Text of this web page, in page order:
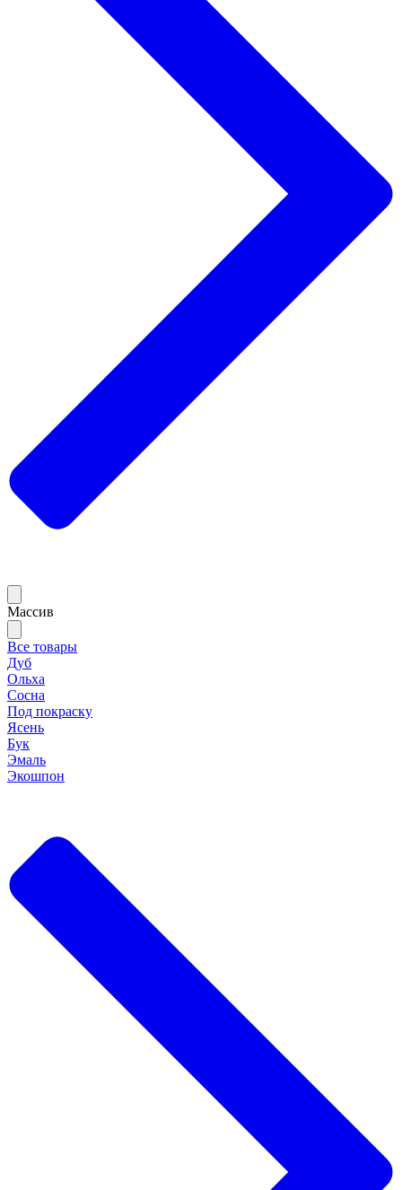
Массив
Все товары
Дуб
Ольха
Сосна
Под покраску
Ясень
Бук
Эмаль
Экошпон